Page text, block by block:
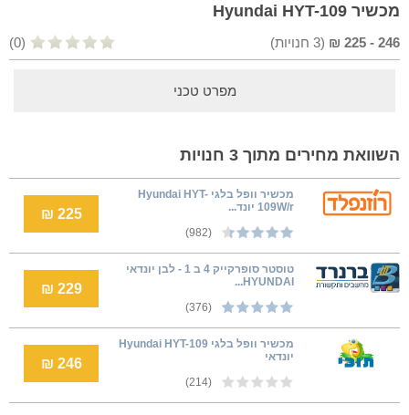
מכשיר Hyundai HYT-109
246
-
225
₪
(
3 חנויות) (0)
מפרט טכני
השוואת מחירים מתוך 3 חנויות
‏מכשיר וופל בלגי Hyundai HYT-
109W/r יונד...
(982)
225 ₪
טוסטר סופרקייק 4 ב 1 - לבן יונדאי
HYUNDAI...
(376)
229 ₪
‏מכשיר וופל בלגי Hyundai HYT-109
יונדאי
(214)
246 ₪